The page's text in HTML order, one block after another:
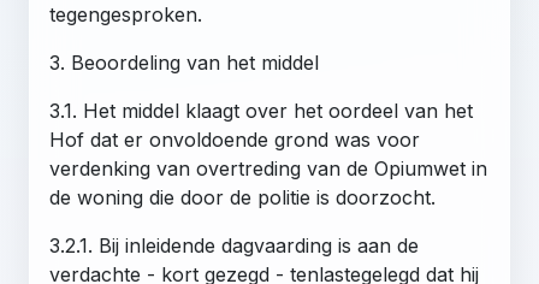
tegengesproken.
3. Beoordeling van het middel
3.1. Het middel klaagt over het oordeel van het
Hof dat er onvoldoende grond was voor
verdenking van overtreding van de Opiumwet in
de woning die door de politie is doorzocht.
3.2.1. Bij inleidende dagvaarding is aan de
verdachte - kort gezegd - tenlastegelegd dat hij